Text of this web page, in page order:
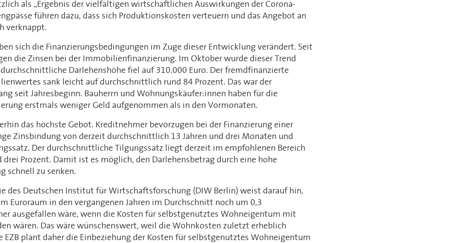
als „Ergebnis der vielfältigen wirtschaftlichen Auswirkungen der Corona-
führen dazu, dass sich Produktionskosten verteuern und das Angebot an
verknappt.
sich die Finanzierungsbedingungen im Zuge dieser Entwicklung verändert. Seit
die Zinsen bei der Immobilienfinanzierung. Im Oktober wurde dieser Trend
Darlehenshöhe fiel auf 310.000 Euro. Der fremdfinanzierte
sank leicht auf durchschnittlich rund 84 Prozent. Das war der
seit Jahresbeginn. Bauherrn und Wohnungskäufer:innen haben für die
erstmals weniger Geld aufgenommen als in den Vormonaten.
das höchste Gebot. Kreditnehmer bevorzugen bei der Finanzierung einer
Zinsbindung von derzeit durchschnittlich 13 Jahren und drei Monaten und
Der durchschnittliche Tilgungssatz liegt derzeit im empfohlenen Bereich
drei Prozent. Damit ist es möglich, den Darlehensbetrag durch eine hohe
schnell zu senken.
des Deutschen Institut für Wirtschaftsforschung (DIW Berlin) weist darauf hin,
Euroraum in den vergangenen Jahren im Durchschnitt noch um 0,3
ausgefallen wäre, wenn die Kosten für selbstgenutztes Wohneigentum mit
wären. Das wäre wünschenswert, weil die Wohnkosten zuletzt erheblich
EZB plant daher die Einbeziehung der Kosten für selbstgenutztes Wohneigentum